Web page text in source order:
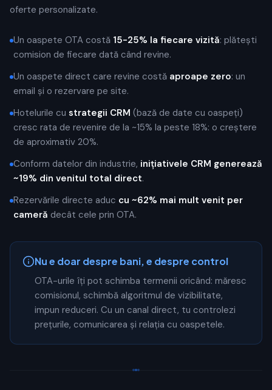
oferte personalizate.
Un oaspete OTA costă 15-25% la fiecare vizită: plătești
comision de fiecare dată când revine.
Un oaspete direct care revine costă aproape zero: un
email și o rezervare pe site.
Hotelurile cu strategii CRM (bază de date cu oaspeți)
cresc rata de revenire de la ~15% la peste 18%: o creștere
de aproximativ 20%.
Conform datelor din industrie, inițiativele CRM generează
~19% din venitul total direct.
Rezervările directe aduc cu ~62% mai mult venit per
cameră decât cele prin OTA.
Nu e doar despre bani, e despre control
OTA-urile îți pot schimba termenii oricând: măresc
comisionul, schimbă algoritmul de vizibilitate,
impun reduceri. Cu un canal direct, tu controlezi
prețurile, comunicarea și relația cu oaspetele.